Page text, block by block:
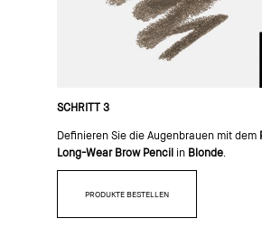
SCHRITT 3
Definieren Sie die Augenbrauen mit dem
Long-Wear Brow Pencilin Blonde.
PRODUKTE BESTELLEN